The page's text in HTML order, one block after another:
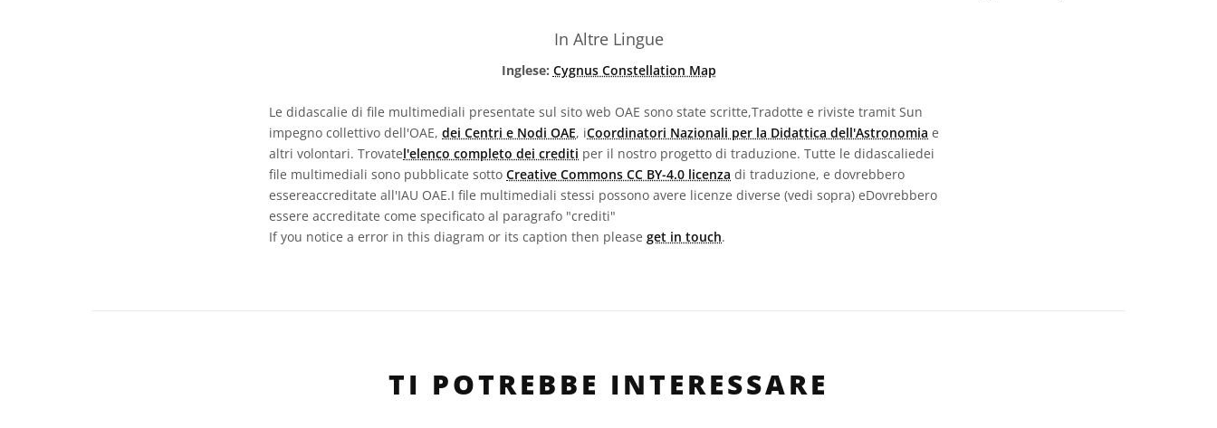
In Altre Lingue
Inglese: Cygnus Constellation Map
Le didascalie di file multimediali presentate sul sito web OAE sono state scritte,Tradotte e riviste tramit Sun
impegno collettivo dell'OAE, dei Centri e Nodi OAE, iCoordinatori Nazionali per la Didattica dell'Astronomia e
altri volontari. Trovatel'elenco completo dei crediti per il nostro progetto di traduzione. Tutte le didascaliedei
file multimediali sono pubblicate sotto Creative Commons CC BY-4.0 licenza di traduzione, e dovrebbero
essereaccreditate all'IAU OAE.I file multimediali stessi possono avere licenze diverse (vedi sopra) eDovrebbero
essere accreditate come specificato al paragrafo "crediti"
If you notice a error in this diagram or its caption then please get in touch.
TI POTREBBE INTERESSARE